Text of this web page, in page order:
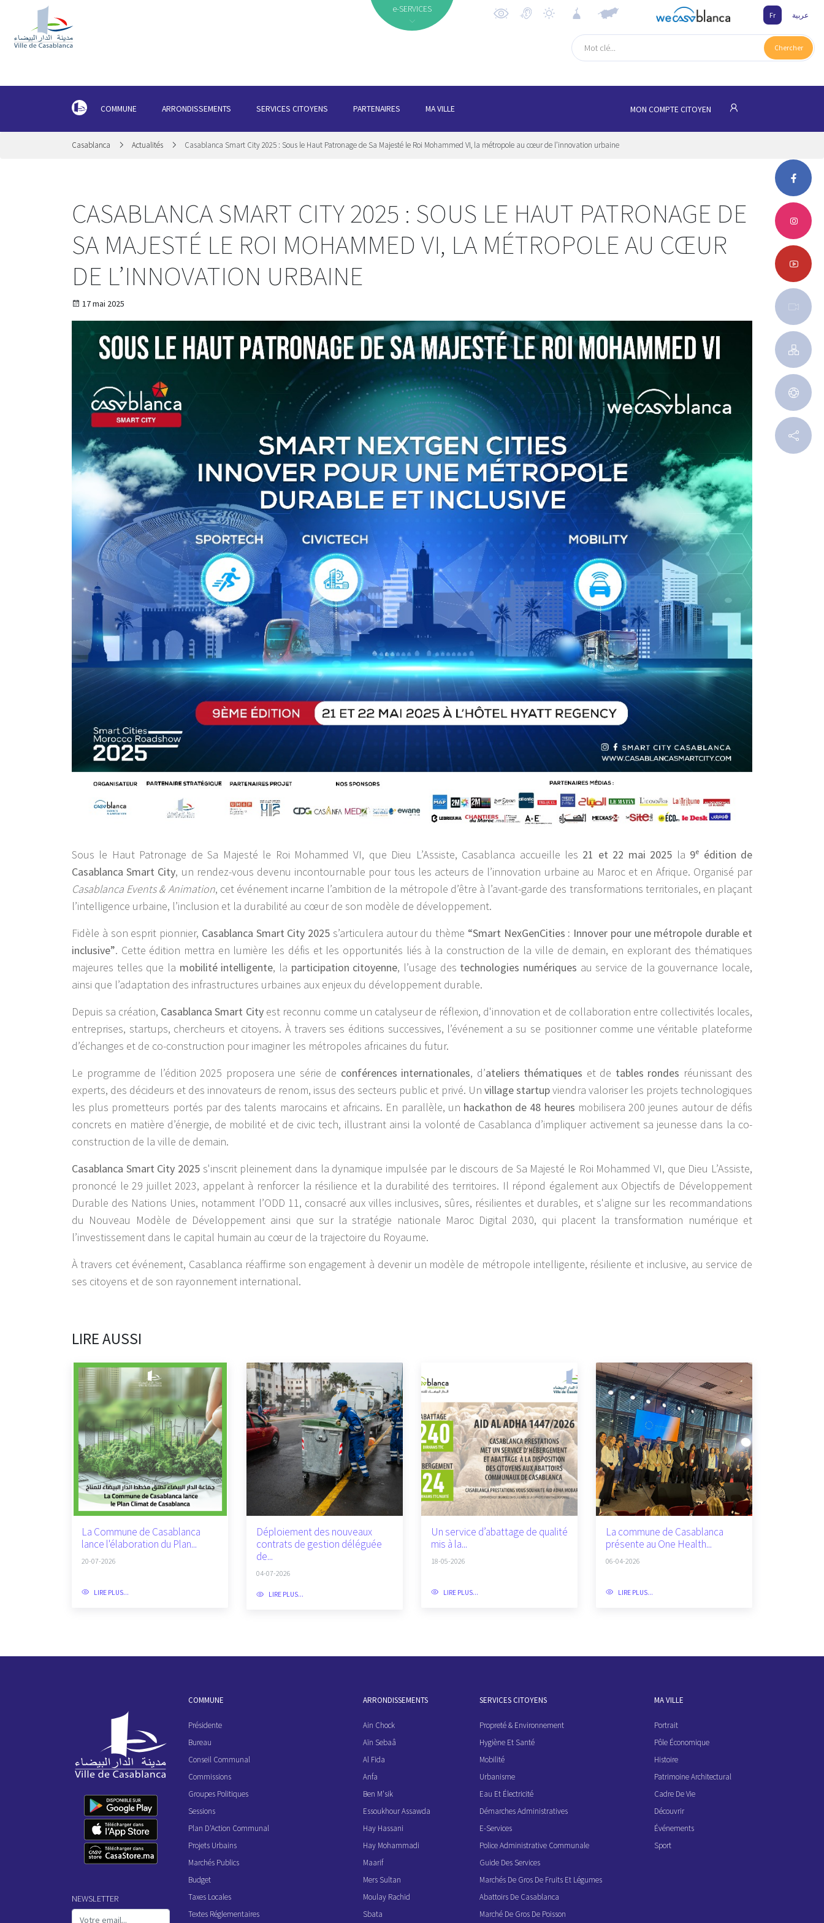
e-SERVICES
Fr عربية
Chercher
COMMUNE ARRONDISSEMENTS SERVICES CITOYENS PARTENAIRES MA VILLE MON COMPTE CITOYEN
Casablanca Actualités Casablanca Smart City 2025 : Sous le Haut Patronage de Sa Majesté le Roi Mohammed VI, la métropole au cœur de l’innovation urbaine
CASABLANCA SMART CITY 2025 : SOUS LE HAUT PATRONAGE DE
SA MAJESTÉ LE ROI MOHAMMED VI, LA MÉTROPOLE AU CŒUR
DE L’INNOVATION URBAINE
17 mai 2025
Sous le Haut Patronage de Sa Majesté le Roi Mohammed VI, que Dieu L’Assiste, Casablanca accueille les 21 et 22 mai 2025 la 9ᵉ édition de
Casablanca Smart City, un rendez-vous devenu incontournable pour tous les acteurs de l’innovation urbaine au Maroc et en Afrique. Organisé par
Casablanca Events & Animation, cet événement incarne l’ambition de la métropole d’être à l’avant-garde des transformations territoriales, en plaçant
l’intelligence urbaine, l’inclusion et la durabilité au cœur de son modèle de développement.
Fidèle à son esprit pionnier, Casablanca Smart City 2025 s’articulera autour du thème “Smart NexGenCities : Innover pour une métropole durable et
inclusive”. Cette édition mettra en lumière les défis et les opportunités liés à la construction de la ville de demain, en explorant des thématiques
majeures telles que la mobilité intelligente, la participation citoyenne, l’usage des technologies numériques au service de la gouvernance locale,
ainsi que l’adaptation des infrastructures urbaines aux enjeux du développement durable.
Depuis sa création, Casablanca Smart Cityest reconnu comme un catalyseur de réflexion, d'innovation et de collaboration entre collectivités locales,
entreprises, startups, chercheurs et citoyens. À travers ses éditions successives, l’événement a su se positionner comme une véritable plateforme
d’échanges et de co-construction pour imaginer les métropoles africaines du futur.
Le programme de l’édition 2025 proposera une série de conférences internationales, d’ateliers thématiques et de tables rondes réunissant des
experts, des décideurs et des innovateurs de renom, issus des secteurs public et privé. Un village startupviendra valoriser les projets technologiques
les plus prometteurs portés par des talents marocains et africains. En parallèle, un hackathon de 48 heures mobilisera 200 jeunes autour de défis
concrets en matière d’énergie, de mobilité et de civic tech, illustrant ainsi la volonté de Casablanca d’impliquer activement sa jeunesse dans la co-
construction de la ville de demain.
Casablanca Smart City 2025 s'inscrit pleinement dans la dynamique impulsée par le discours de Sa Majesté le Roi Mohammed VI, que Dieu L’Assiste,
prononcé le 29 juillet 2023, appelant à renforcer la résilience et la durabilité des territoires. Il répond également aux Objectifs de Développement
Durable des Nations Unies, notamment l’ODD 11, consacré aux villes inclusives, sûres, résilientes et durables, et s'aligne sur les recommandations
du Nouveau Modèle de Développement ainsi que sur la stratégie nationale Maroc Digital 2030, qui placent la transformation numérique et
l’investissement dans le capital humain au cœur de la trajectoire du Royaume.
À travers cet événement, Casablanca réaffirme son engagement à devenir un modèle de métropole intelligente, résiliente et inclusive, au service de
ses citoyens et de son rayonnement international.
LIRE AUSSI
La Commune de Casablanca
lance l'élaboration du Plan...
20-07-2026
LIRE PLUS...
Déploiement des nouveaux
contrats de gestion déléguée
de...
04-07-2026
LIRE PLUS...
Un service d’abattage de qualité
mis à la...
18-05-2026
LIRE PLUS...
La commune de Casablanca
présente au One Health...
06-04-2026
LIRE PLUS...
NEWSLETTER
COMMUNE
Présidente
Bureau
Conseil Communal
Commissions
Groupes Politiques
Sessions
Plan D'Action Communal
Projets Urbains
Marchés Publics
Budget
Taxes Locales
Textes Réglementaires
ARRONDISSEMENTS
Ain Chock
Aïn Sebaâ
Al Fida
Anfa
Ben M'sik
Essoukhour Assawda
Hay Hassani
Hay Mohammadi
Maarif
Mers Sultan
Moulay Rachid
Sbata
SERVICES CITOYENS
Propreté & Environnement
Hygiène Et Santé
Mobilité
Urbanisme
Eau Et Électricité
Démarches Administratives
E-Services
Police Administrative Communale
Guide Des Services
Marchés De Gros De Fruits Et Légumes
Abattoirs De Casablanca
Marché De Gros De Poisson
MA VILLE
Portrait
Pôle Économique
Histoire
Patrimoine Architectural
Cadre De Vie
Découvrir
Événements
Sport